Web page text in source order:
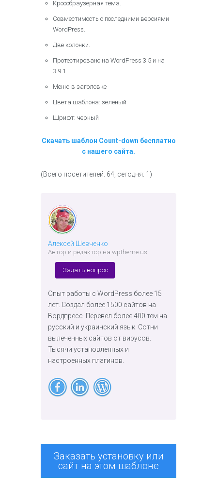
Кроссбраузерная тема.
Совместимость с последними версиями
WordPress.
Две колонки.
Протестировано на WordPress 3.5 и на
3.9.1
Меню в заголовке
Цвета шаблона: зеленый
Шрифт: черный
Скачать шаблон Count-down бесплатно
с нашего сайта.
(Всего посетителей: 64, сегодня: 1)
Алексей Шевченко
Автор и редактор на wptheme.us
Задать вопрос
Опыт работы с WordPress более 15
лет. Создал более 1500 сайтов на
Вордпресс. Перевел более 400 тем на
русский и украинский язык. Сотни
вылеченных сайтов от вирусов.
Тысячи установленных и
настроенных плагинов.
Заказать установку или
сайт на этом шаблоне